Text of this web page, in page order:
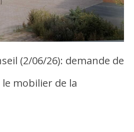
(2/06/26): demande de
mobilier de la